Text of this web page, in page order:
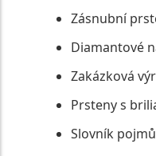
Zásnubní
Diamantové
Zakázková
Prsteny s
Slovník pojmů